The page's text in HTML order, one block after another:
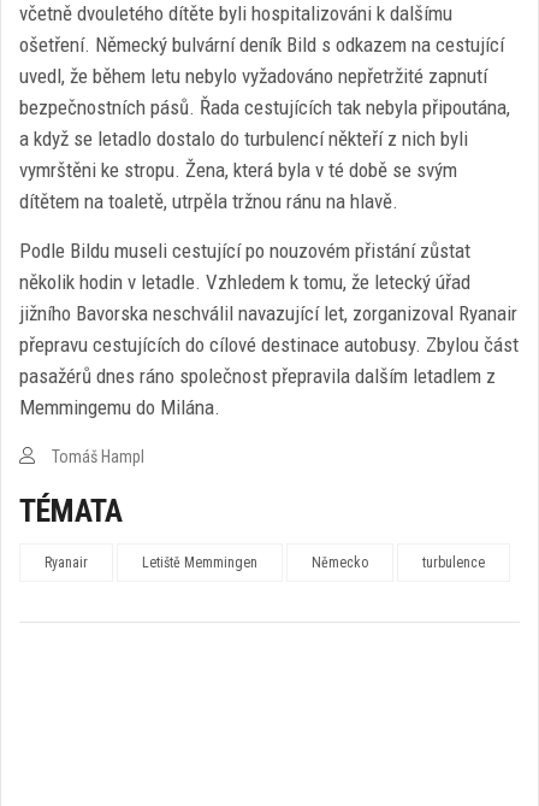
včetně dvouletého dítěte byli hospitalizováni k dalšímu
ošetření. Německý bulvární deník Bild s odkazem na cestující
uvedl, že během letu nebylo vyžadováno nepřetržité zapnutí
bezpečnostních pásů. Řada cestujících tak nebyla připoutána,
a když se letadlo dostalo do turbulencí někteří z nich byli
vymrštěni ke stropu. Žena, která byla v té době se svým
dítětem na toaletě, utrpěla tržnou ránu na hlavě.
Podle Bildu museli cestující po nouzovém přistání zůstat
několik hodin v letadle. Vzhledem k tomu, že letecký úřad
jižního Bavorska neschválil navazující let, zorganizoval Ryanair
přepravu cestujících do cílové destinace autobusy. Zbylou část
pasažérů dnes ráno společnost přepravila dalším letadlem z
Memmingemu do Milána.
Tomáš Hampl
TÉMATA
Ryanair Letiště Memmingen Německo turbulence